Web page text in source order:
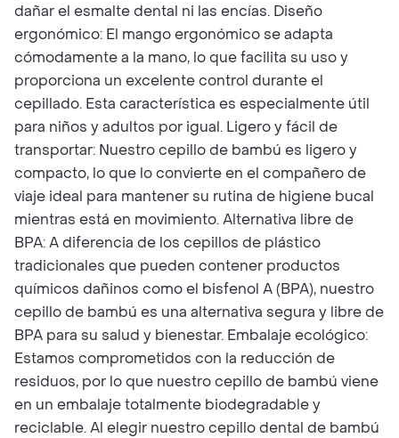
dañar el esmalte dental ni las encías. Diseño
ergonómico: El mango ergonómico se adapta
cómodamente a la mano, lo que facilita su uso y
proporciona un excelente control durante el
cepillado. Esta característica es especialmente útil
para niños y adultos por igual. Ligero y fácil de
transportar: Nuestro cepillo de bambú es ligero y
compacto, lo que lo convierte en el compañero de
viaje ideal para mantener su rutina de higiene bucal
mientras está en movimiento. Alternativa libre de
BPA: A diferencia de los cepillos de plástico
tradicionales que pueden contener productos
químicos dañinos como el bisfenol A (BPA), nuestro
cepillo de bambú es una alternativa segura y libre de
BPA para su salud y bienestar. Embalaje ecológico:
Estamos comprometidos con la reducción de
residuos, por lo que nuestro cepillo de bambú viene
en un embalaje totalmente biodegradable y
reciclable. Al elegir nuestro cepillo dental de bambú